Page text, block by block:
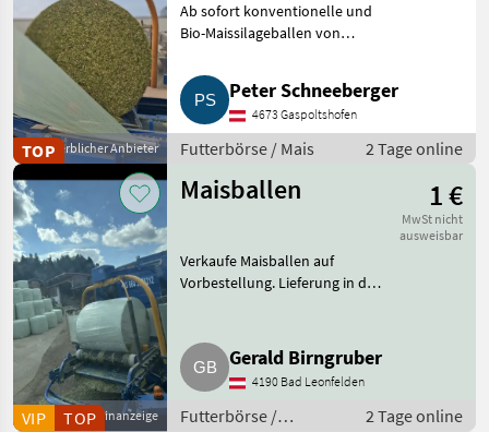
Gewerblicher Anbieter
TOP
konventionell
Ab sofort konventionelle und
Bio-Maissilageballen von
Schneeberger bestellen. Der
Mais hat eine Top-
Futterqualität und wird zu
einem optimalen Zeitp
Peter Schneeberger
4673 Gaspoltshofen
Futterbörse / Mais 2 Tage online
Kleinanzeige
VIP TOP
Maisballen 1 €
MwSt nicht
ausweisbar
Verkaufe Maisballen auf
Vorbestellung. Lieferung in der
SilageballenGerald Birngruber
4190 Bad Leonfelden
Futterbörse /
2 Tage online